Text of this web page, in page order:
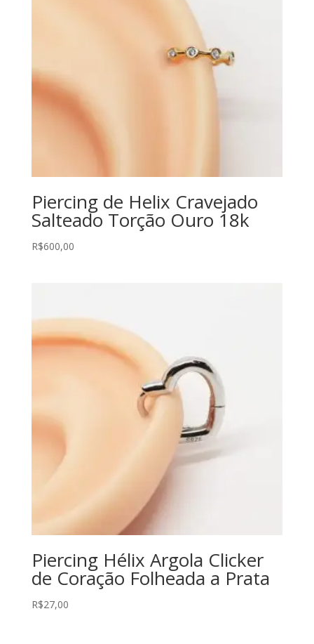
Piercing de Helix Cravejado
Salteado Torção Ouro 18k
R$600,00
Piercing Hélix Argola Clicker
de Coração Folheada a Prata
R$27,00